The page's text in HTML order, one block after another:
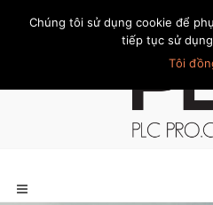
Trang chủ Giới thiệu Khách hàng
Chúng tôi sử dụng cookie để
tiếp tục sử
Tôi